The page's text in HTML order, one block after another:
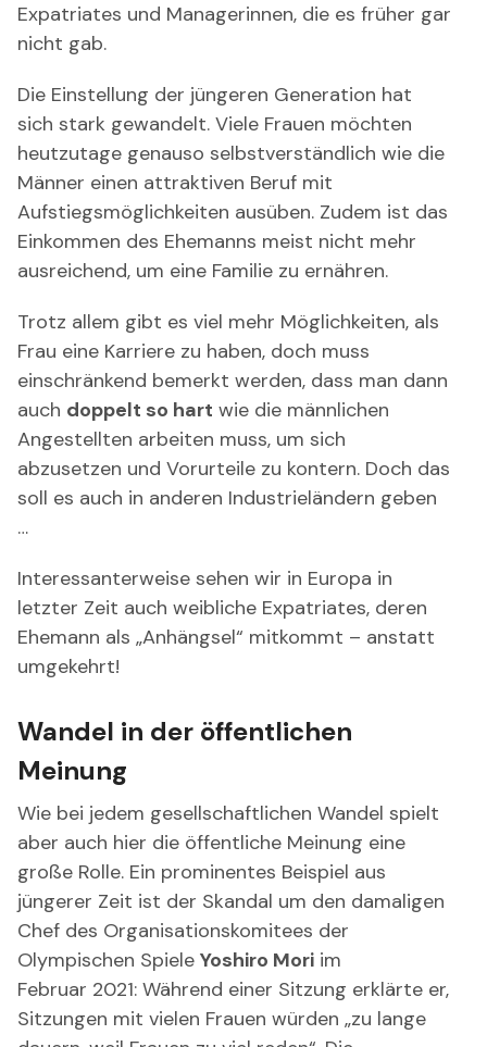
Expatriates und Managerinnen, die es früher gar
nicht gab.
Die Einstellung der jüngeren Generation hat
sich stark gewandelt. Viele Frauen möchten
heutzutage genauso selbstverständlich wie die
Männer einen attraktiven Beruf mit
Aufstiegsmöglichkeiten ausüben. Zudem ist das
Einkommen des Ehemanns meist nicht mehr
ausreichend, um eine Familie zu ernähren.
Trotz allem gibt es viel mehr Möglichkeiten, als
Frau eine Karriere zu haben, doch muss
einschränkend bemerkt werden, dass man dann
auch doppelt so hart wie die männlichen
Angestellten arbeiten muss, um sich
abzusetzen und Vorurteile zu kontern. Doch das
soll es auch in anderen Industrieländern geben
…
Interessanterweise sehen wir in Europa in
letzter Zeit auch weibliche Expatriates, deren
Ehemann als „Anhängsel“ mitkommt – anstatt
umgekehrt!
Wandel in der öffentlichen
Meinung
Wie bei jedem gesellschaftlichen Wandel spielt
aber auch hier die öffentliche Meinung eine
große Rolle. Ein prominentes Beispiel aus
jüngerer Zeit ist der Skandal um den damaligen
Chef des Organisationskomitees der
Olympischen Spiele Yoshiro Mori im
Februar 2021: Während einer Sitzung erklärte er,
Sitzungen mit vielen Frauen würden „zu lange